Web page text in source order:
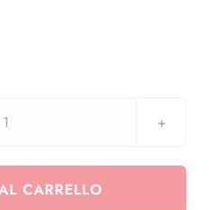
Monete
- CARRELLO